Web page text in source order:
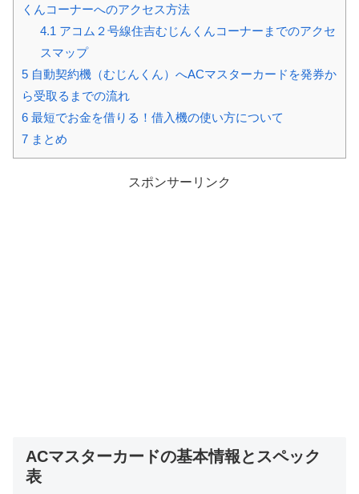
くんコーナーへのアクセス方法
4.1 アコム２号線住吉むじんくんコーナーまでのアクセ
スマップ
5 自動契約機（むじんくん）へACマスターカードを発券か
ら受取るまでの流れ
6 最短でお金を借りる！借入機の使い方について
7 まとめ
スポンサーリンク
ACマスターカードの基本情報とスペック
表